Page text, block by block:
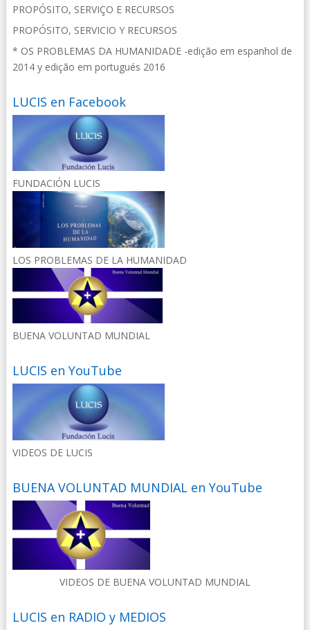
PROPÓSITO, SERVIÇO E RECURSOS
PROPÓSITO, SERVICIO Y RECURSOS
* OS PROBLEMAS DA HUMANIDADE -edição em espanhol de
2014 y edição em portugués 2016
LUCIS en Facebook
FUNDACIÓN LUCIS
LOS PROBLEMAS DE LA HUMANIDAD
BUENA VOLUNTAD MUNDIAL
LUCIS en YouTube
VIDEOS DE LUCIS
BUENA VOLUNTAD MUNDIAL en YouTube
VIDEOS DE BUENA VOLUNTAD MUNDIAL
LUCIS en RADIO y MEDIOS